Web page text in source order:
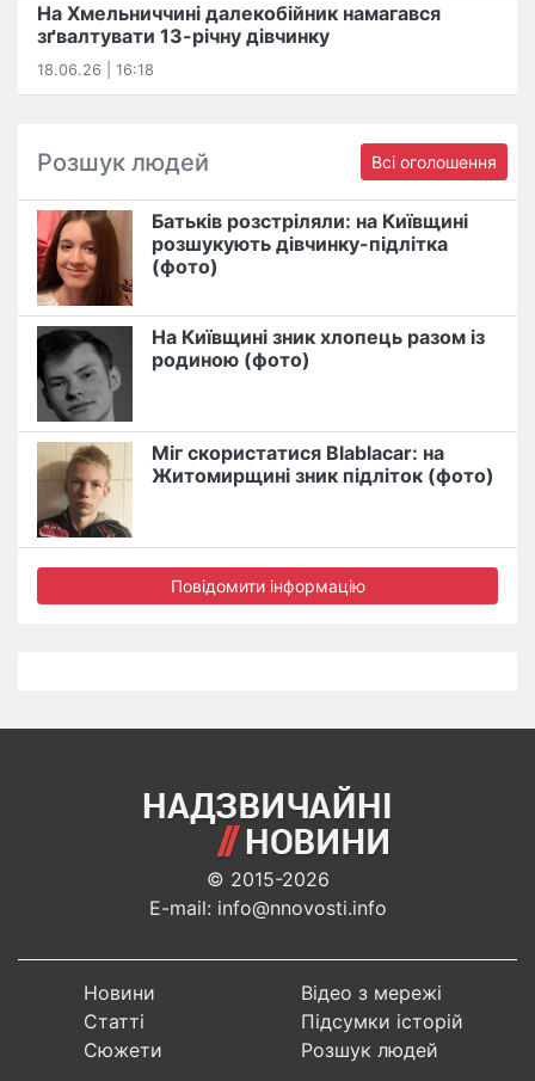
На Хмельниччині далекобійник намагався
зґвалтувати 13-річну дівчинку
18.06.26 | 16:18
Розшук людей Всі оголошення
Батьків розстріляли: на Київщині
розшукують дівчинку-підлітка
(фото)
На Київщині зник хлопець разом із
родиною (фото)
Міг скористатися Blablacar: на
Житомирщині зник підліток (фото)
Повідомити інформацію
© 2015-2026
E-mail: info@nnovosti.info
Новини
Статті
Сюжети
Відео з мережі
Підсумки історій
Розшук людей